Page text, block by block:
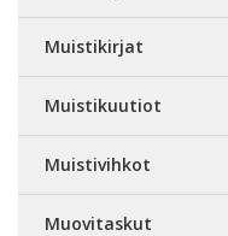
Muistikirjat
Muistikuutiot
Muistivihkot
Muovitaskut